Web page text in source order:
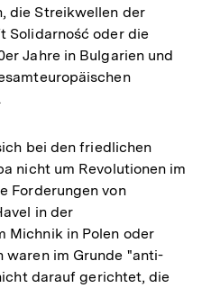
die Streikwellen der
Solidarność oder die
Jahre in Bulgarien und
bei den friedlichen
nicht um Revolutionen im
Forderungen von
in der
Michnik in Polen oder
waren im Grunde "anti-
darauf gerichtet, die